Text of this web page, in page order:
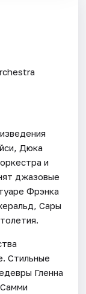
Дюка
и
джазовые
Фрэнка
Сары
Стильные
Гленна